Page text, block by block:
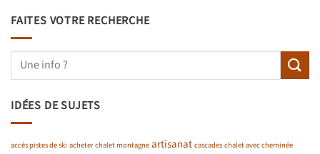
FAITES VOTRE RECHERCHE
IDÉES DE SUJETS
accès pistes de ski acheter chalet montagne artisanat cascades chalet avec cheminée